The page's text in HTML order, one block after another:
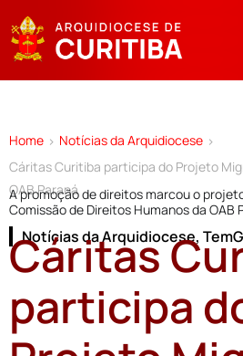
Home > Notícias da Arquidiocese >
Cáritas Curitiba participa do Projeto
OAB Paraná
A promoção de direitos marcou o
Comissão de Direitos Humanos da OAB
Notícias da Arquidiocese,
Cáritas
participa